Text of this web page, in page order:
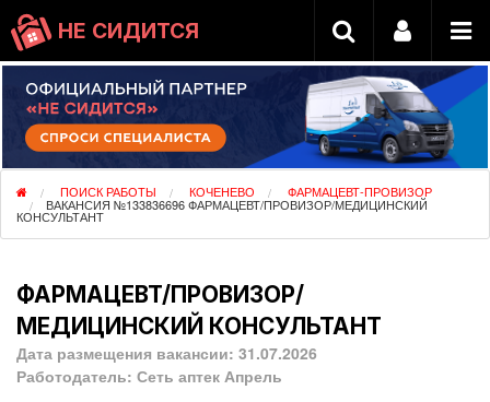
НЕ СИДИТСЯ
ПОИСК РАБОТЫ КОЧЕНЕВО ФАРМАЦЕВТ-ПРОВИЗОР
ВАКАНСИЯ №133836696 ФАРМАЦЕВТ/ПРОВИЗОР/МЕДИЦИНСКИЙ
КОНСУЛЬТАНТ
ФАРМАЦЕВТ/ПРОВИЗОР/
МЕДИЦИНСКИЙ КОНСУЛЬТАНТ
Дата размещения вакансии: 31.07.2026
Работодатель: Сеть аптек Апрель